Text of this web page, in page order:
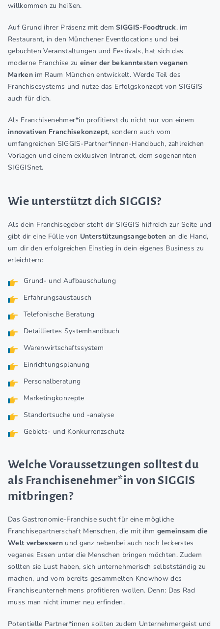
willkommen zu heißen.
Auf Grund ihrer Präsenz mit dem SIGGIS-Foodtruck, im
Restaurant, in den Münchener Eventlocations und bei
gebuchten Veranstaltungen und Festivals, hat sich das
moderne Franchise zu einer der bekanntesten veganen
Markenim Raum München entwickelt. Werde Teil des
Franchisesystems und nutze das Erfolgskonzept von SIGGIS
auch für dich.
Als Franchisenehmer*in profitierst du nicht nur von einem
innovativen Franchisekonzept, sondern auch vom
umfangreichen SIGGIS-Partner*innen-Handbuch, zahlreichen
Vorlagen und einem exklusiven Intranet, dem sogenannten
SIGGISnet.
Wie unterstützt dich SIGGIS?
Als dein Franchisegeber steht dir SIGGIS hilfreich zur Seite und
gibt dir eine Fülle von Unterstützungsangeboten an die Hand,
um dir den erfolgreichen Einstieg in dein eigenes Business zu
erleichtern:
Grund- und Aufbauschulung
Erfahrungsaustausch
Telefonische Beratung
Detailliertes Systemhandbuch
Warenwirtschaftssystem
Einrichtungsplanung
Personalberatung
Marketingkonzepte
Standortsuche und -analyse
Gebiets- und Konkurrenzschutz
Welche Voraussetzungen solltest du
als Franchisenehmer*in von SIGGIS
mitbringen?
Das Gastronomie-Franchise sucht für eine mögliche
Franchisepartnerschaft Menschen, die mit ihm gemeinsam die
Welt verbessernund ganz nebenbei auch noch leckerstes
veganes Essen unter die Menschen bringen möchten. Zudem
sollten sie Lust haben, sich unternehmerisch selbstständig zu
machen, und vom bereits gesammelten Knowhow des
Franchiseunternehmens profitieren wollen. Denn: Das Rad
muss man nicht immer neu erfinden.
Potentielle Partner*innen sollten zudem Unternehmergeist und